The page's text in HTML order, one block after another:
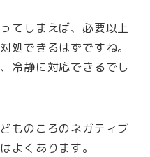
てしまえば、必要以上
処できるはずですね。
冷静に対応できるでし
ものころのネガティブ
よくあります。